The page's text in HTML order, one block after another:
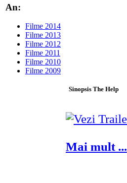
An:
Filme 2014
Filme 2013
Filme 2012
Filme 2011
Filme 2010
Filme 2009
Sinopsis The Help
Mai mult ...